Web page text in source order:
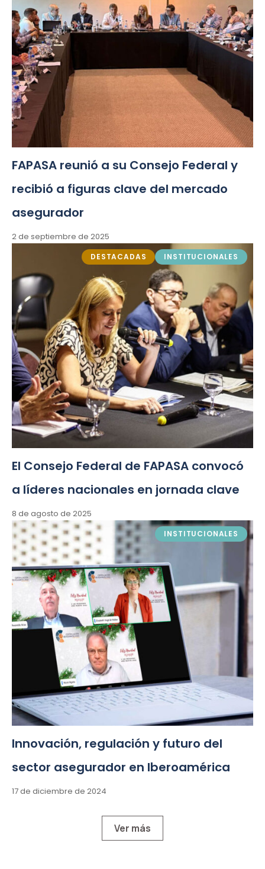
FAPASA reunió a su Consejo Federal y
recibió a figuras clave del mercado
asegurador
2 de septiembre de 2025
DESTACADAS INSTITUCIONALES
El Consejo Federal de FAPASA convocó
a líderes nacionales en jornada clave
8 de agosto de 2025
INSTITUCIONALES
Innovación, regulación y futuro del
sector asegurador en Iberoamérica
17 de diciembre de 2024
Ver más